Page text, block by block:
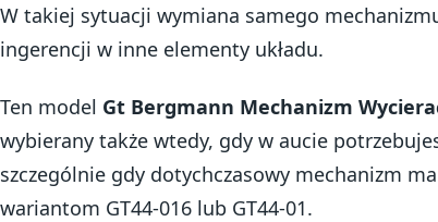
W takiej sytuacji wymiana samego
ingerencji w inne elementy układu.
Ten model Gt Bergmann Mechanizm
wybierany także wtedy, gdy w aucie
szczególnie gdy dotychczasowy mechanizm
wariantom GT44-016 lub GT44-01.